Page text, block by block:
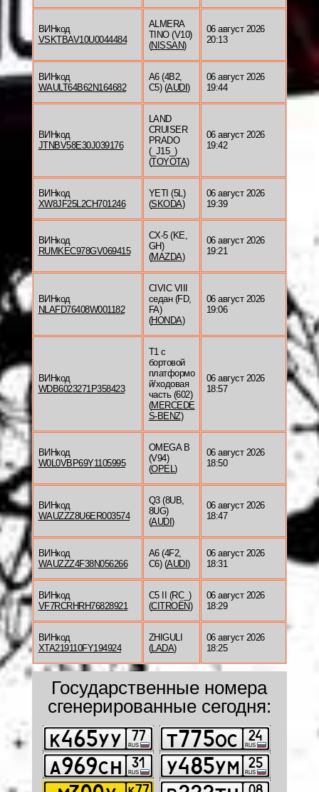
ВИНкод
VSKTBAV10U0044484
ALMERA
TINO (V10)
(NISSAN)
06 август 2026
20:13
ВИНкод
WAULT64B62N164682
A6 (4B2,
C5) (AUDI)
06 август 2026
19:44
ВИНкод
JTNBV58E30J039176
LAND
CRUISER
PRADO
(_J15_)
(TOYOTA)
06 август 2026
19:42
ВИНкод
XW8JF25L2CH701246
YETI (5L)
(SKODA)
06 август 2026
19:39
ВИНкод
RUMKEC978GV069415
CX-5 (KE,
GH)
(MAZDA)
06 август 2026
19:21
ВИНкод
NLAFD76408W001182
CIVIC VIII
седан (FD,
FA)
(HONDA)
06 август 2026
19:06
ВИНкод
WDB6023271P358423
T1 c
бортовой
платформо
й/ходовая
часть (602)
(MERCEDE
S-BENZ)
06 август 2026
18:57
ВИНкод
W0L0VBP69Y1105995
OMEGA B
(V94)
(OPEL )
06 август 2026
18:50
ВИНкод
WAUZZZ8U6ER003574
Q3 (8UB,
8UG)
(AUDI)
06 август 2026
18:47
ВИНкод
WAUZZZ4F38N056266
A6 (4F2,
C6) (AUDI)
06 август 2026
18:31
ВИНкод
VF7RCRHRH76828921
C5 II (RC_)
(CITROËN)
06 август 2026
18:29
ВИНкод
XTA219110FY194924
ZHIGULI
(LADA)
06 август 2026
18:25
Государственные номера
сгенерированные сегодня: